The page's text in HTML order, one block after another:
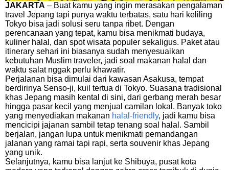
JAKARTA – Buat kamu yang ingin merasakan pengalaman
travel Jepang tapi punya waktu terbatas, satu hari keliling
Tokyo bisa jadi solusi seru tanpa ribet. Dengan
perencanaan yang tepat, kamu bisa menikmati budaya,
kuliner halal, dan spot wisata populer sekaligus. Paket atau
itinerary sehari ini biasanya sudah menyesuaikan
kebutuhan Muslim traveler, jadi soal makanan halal dan
waktu salat nggak perlu khawatir.
Perjalanan bisa dimulai dari kawasan Asakusa, tempat
berdirinya Senso-ji, kuil tertua di Tokyo. Suasana tradisional
khas Jepang masih kental di sini, dari gerbang merah besar
hingga pasar kecil yang menjual camilan lokal. Banyak toko
yang menyediakan makanan halal-friendly, jadi kamu bisa
mencicipi jajanan sambil tetap tenang soal halal. Sambil
berjalan, jangan lupa untuk menikmati pemandangan
jalanan yang ramai tapi rapi, serta souvenir khas Jepang
yang unik.
Selanjutnya, kamu bisa lanjut ke Shibuya, pusat kota